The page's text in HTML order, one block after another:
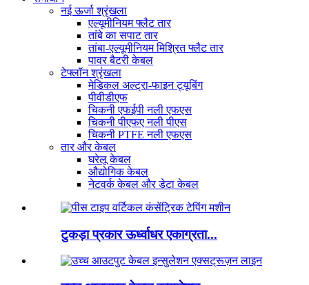
नई ऊर्जा श्रृंखला
एल्यूमीनियम फ्लैट तार
तांबे का सपाट तार
तांबा-एल्यूमीनियम मिश्रित फ्लैट तार
पावर बैटरी केबल
टेफ्लॉन श्रृंखला
मेडिकल अल्ट्रा-फाइन ट्यूबिंग
पीवीडीएफ
चिकनी एफईपी नली एफएस
चिकनी पीएफए ​​नली पीएस
चिकनी PTFE नली एफएस
तार और केबल
घरेलू केबल
औद्योगिक केबल
नेटवर्क केबल और डेटा केबल
टुकड़ा प्रकार ऊर्ध्वाधर एकाग्रता...